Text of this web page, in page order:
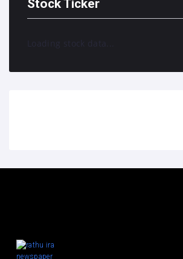
Stock Ticker
Loading stock data...